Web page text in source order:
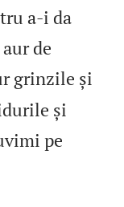
a‑i da
de
grinzile și
și
pe